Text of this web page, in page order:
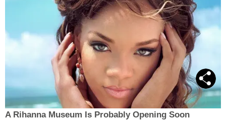
A Rihanna Museum Is Probably Opening Soon